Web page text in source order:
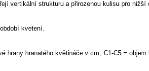
vertikální strukturu a přirozenou kulisu pro nižší
kvetení.
hrany hranatého květináče v cm; C1-C5 =